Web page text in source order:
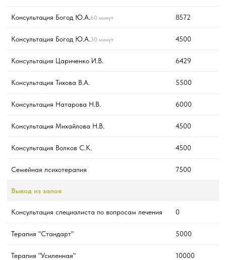
Консультация Богод Ю.А.60 минут 8572
Консультация Богод Ю.А.30 минут 4500
Консультация Цариченко И.В. 6429
Консультация Тихова В.А. 5500
Консультация Натарова Н.В. 6000
Консультация Михайлова Н.В. 4500
Консультация Волков С.К. 4500
Семейная психотерапия 7500
Вывод из запоя
Консультация специалиста по вопросам лечения 0
Терапия "Стандарт" 5000
Терапия "Усиленная" 10000